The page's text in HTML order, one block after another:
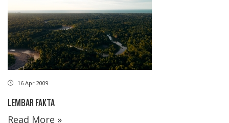
16 Apr 2009
LEMBAR FAKTA
Read More »